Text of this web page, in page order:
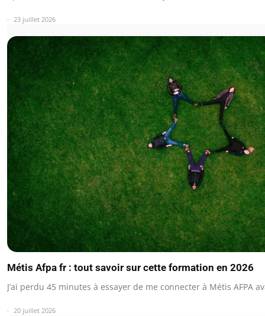
23 juillet 2026
Métis Afpa fr : tout savoir sur cette formation en 2026
J’ai perdu 45 minutes à essayer de me connecter à Métis AFPA
20 juillet 2026